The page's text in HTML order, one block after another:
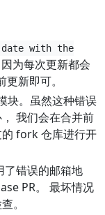
date with the
为每次更新都会
新即可。
块。虽然这种错误
我们会在合并前
fork 仓库进行开
了错误的邮箱地
PR。 最坏情况
。